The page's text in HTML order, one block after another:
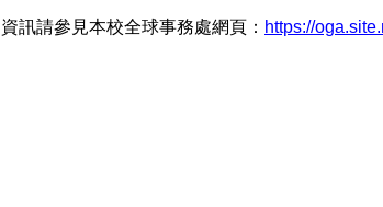
訊請參見本校全球事務處網頁： https://